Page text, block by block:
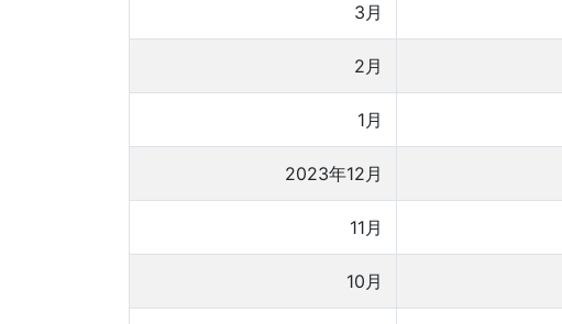
3月
2月
1月
2023年12月
11月
10月